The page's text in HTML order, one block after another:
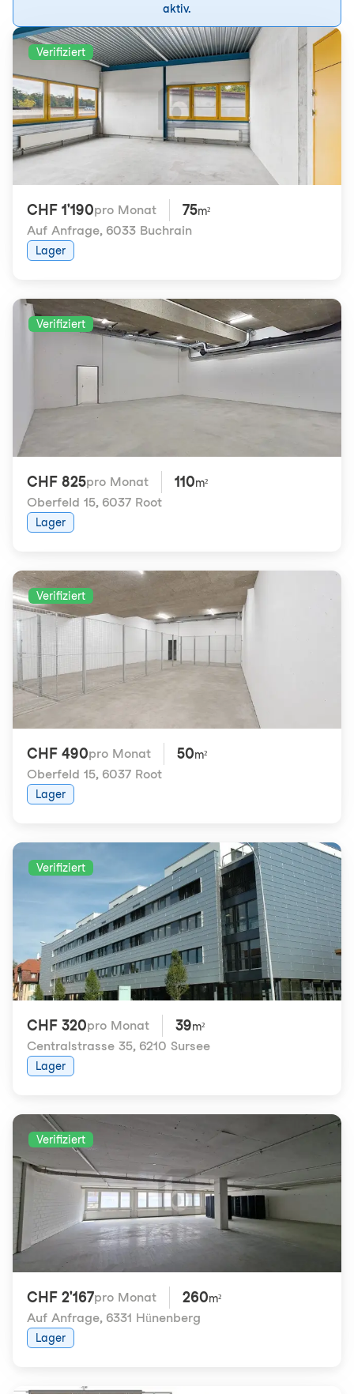
aktiv.
Verifiziert
CHF 1'190pro Monat 75m²
Auf Anfrage, 6033 Buchrain
Lager
Verifiziert
CHF 825pro Monat 110m²
Oberfeld 15, 6037 Root
Lager
Verifiziert
CHF 490pro Monat 50m²
Oberfeld 15, 6037 Root
Lager
Verifiziert
CHF 320pro Monat 39m²
Centralstrasse 35, 6210 Sursee
Lager
Verifiziert
CHF 2'167pro Monat 260m²
Auf Anfrage, 6331 Hünenberg
Lager